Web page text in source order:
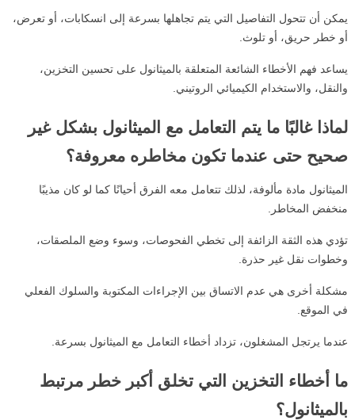
يمكن أن تتحول التفاصيل التي يتم تجاهلها بسرعة إلى انسكابات، أو تعرض،
أو خطر حريق، أو تلوث.
يساعد فهم الأخطاء الشائعة المتعلقة بالميثانول على تحسين التخزين،
والنقل، والاستخدام الكيميائي الروتيني.
لماذا غالبًا ما يتم التعامل مع الميثانول بشكل غير
صحيح حتى عندما تكون مخاطره معروفة؟
الميثانول مادة مألوفة، لذلك تتعامل معه الفرق أحيانًا كما لو كان مذيبًا
منخفض المخاطر.
تؤدي هذه الثقة الزائفة إلى تخطي الفحوصات، وسوء وضع الملصقات،
وخطوات نقل غير حذرة.
مشكلة أخرى هي عدم الاتساق بين الإجراءات المكتوبة والسلوك الفعلي
في الموقع.
عندما يرتجل المشغلون، تزداد أخطاء التعامل مع الميثانول بسرعة.
ما أخطاء التخزين التي تخلق أكبر خطر مرتبط
بالميثانول؟